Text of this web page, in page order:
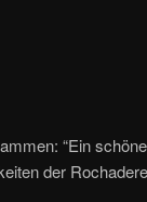
“Ein
der